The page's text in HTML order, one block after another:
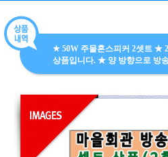
★ 50W 주물혼스피커 2셋트 ★
상품입니다. ★ 양 방향으로 방